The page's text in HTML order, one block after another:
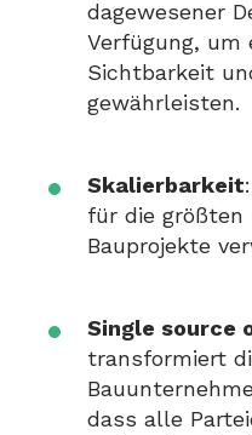
dagewesener
Verfügung, um
Sichtbarkeit
gewährleisten.
Skalierbarkeit
für die größten
Bauprojekte
Single source
transformiert
dass alle